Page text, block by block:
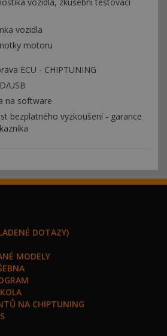
vozidla
motoru
ECU - CHIPTUNING
USB
na software
bezplatného vyzkoušení - garance
DOTAZY)
MODELY
NA CHIPTUNING